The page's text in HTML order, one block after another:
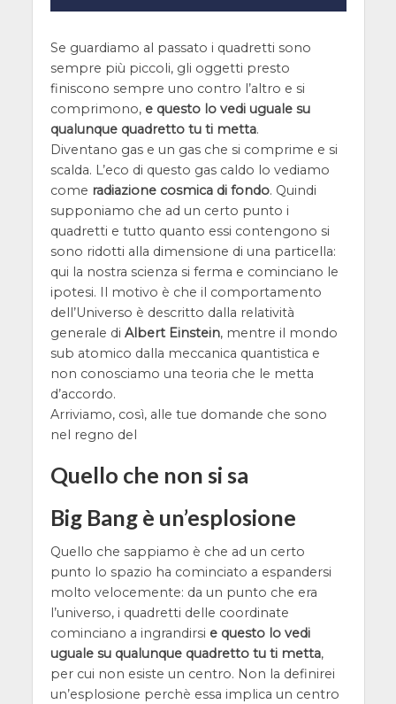
Se guardiamo al passato i quadretti sono
sempre più piccoli, gli oggetti presto
finiscono sempre uno contro l’altro e si
comprimono, e questo lo vedi uguale su
qualunque quadretto tu ti metta.
Diventano gas e un gas che si comprime e si
scalda. L’eco di questo gas caldo lo vediamo
come radiazione cosmica di fondo. Quindi
supponiamo che ad un certo punto i
quadretti e tutto quanto essi contengono si
sono ridotti alla dimensione di una particella:
qui la nostra scienza si ferma e cominciano le
ipotesi. Il motivo è che il comportamento
dell’Universo è descritto dalla relatività
generale di Albert Einstein, mentre il mondo
sub atomico dalla meccanica quantistica e
non conosciamo una teoria che le metta
d’accordo.
Arriviamo, così, alle tue domande che sono
nel regno del
Quello che non si sa
Big Bang è un’esplosione
Quello che sappiamo è che ad un certo
punto lo spazio ha cominciato a espandersi
molto velocemente: da un punto che era
l’universo, i quadretti delle coordinate
cominciano a ingrandirsi e questo lo vedi
uguale su qualunque quadretto tu ti metta,
per cui non esiste un centro. Non la definirei
un’esplosione perchè essa implica un centro